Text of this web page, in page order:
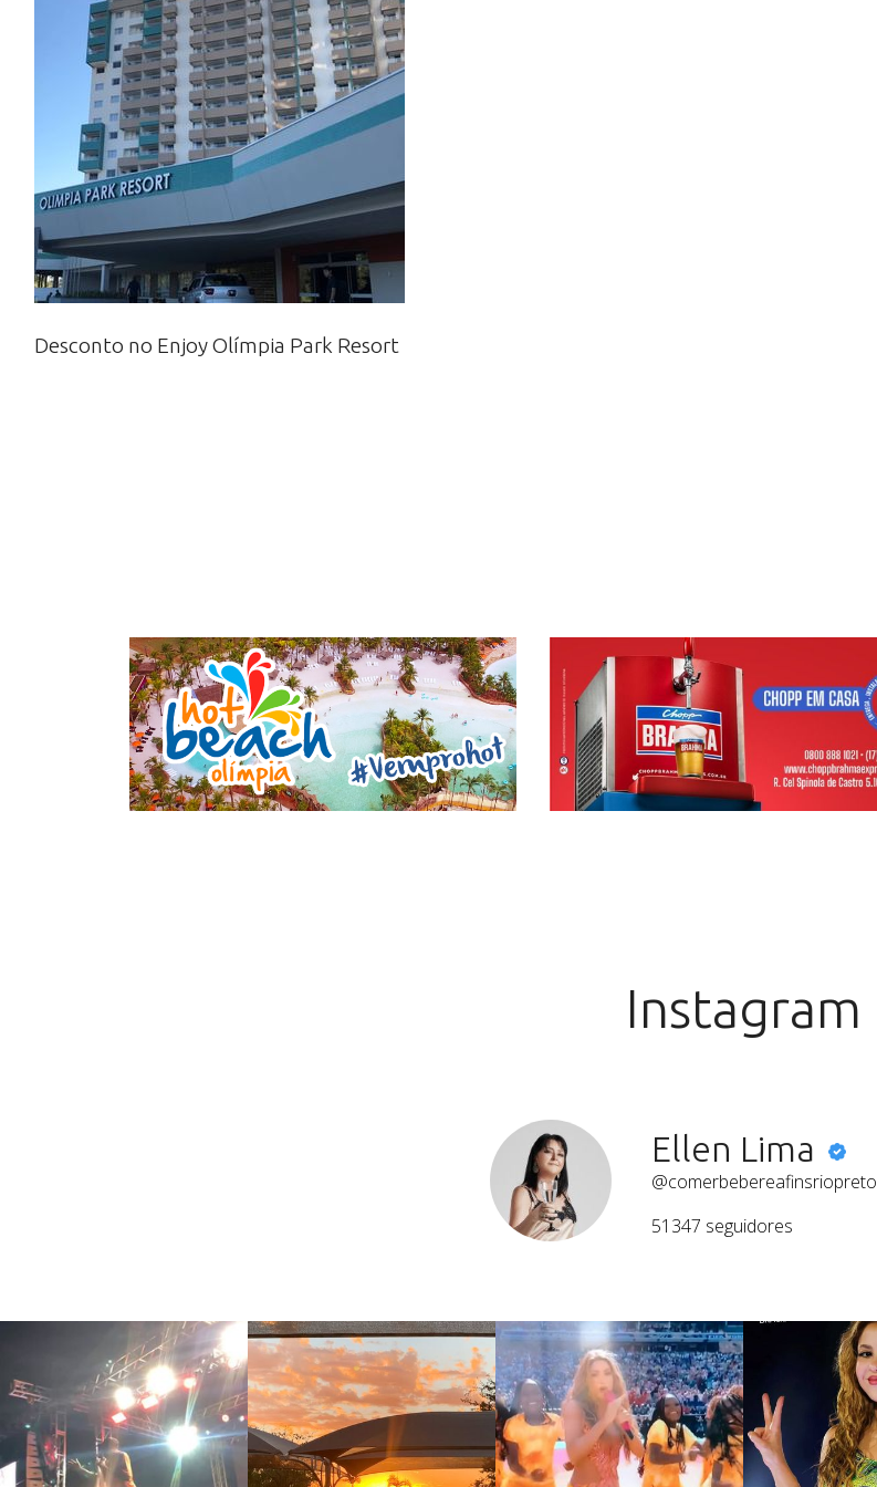
Desconto no Enjoy Olímpia Park Resort
Instagram
Ellen Lima
@comerbebereafinsriopreto
51347 seguidores